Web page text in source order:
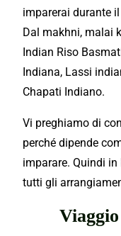
imparerai durante
Dal makhni, malai
Indian Riso
Indiana, Lassi
Chapati Indiano.
Vi preghiamo di
perché dipende
imparare. Quindi
tutti gli